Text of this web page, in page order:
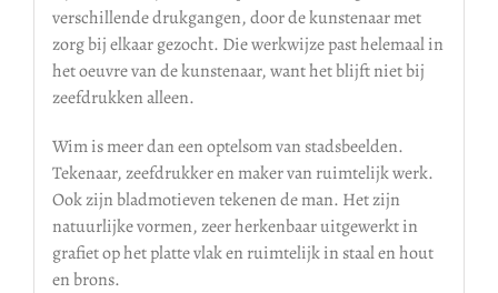
verschillende drukgangen, door de kunstenaar met
zorg bij elkaar gezocht. Die werkwijze past helemaal in
het oeuvre van de kunstenaar, want het blijft niet bij
zeefdrukken alleen.
Wim is meer dan een optelsom van stadsbeelden.
Tekenaar, zeefdrukker en maker van ruimtelijk werk.
Ook zijn bladmotieven tekenen de man. Het zijn
natuurlijke vormen, zeer herkenbaar uitgewerkt in
grafiet op het platte vlak en ruimtelijk in staal en hout
en brons.